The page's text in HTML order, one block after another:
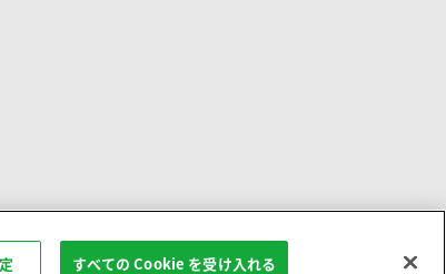
Copyright © Sodick All rights reserved.
すべての Cookie を受け入れる